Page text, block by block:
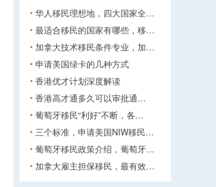
华人移民理想地，四大国家全…
最适合移民的国家有哪些，移…
加拿大技术移民条件专业，加…
申请美国绿卡的几种方式
香港优才计划深度解读
香港高才通多久可以审批通…
葡萄牙移民“利好”不断，各…
三个标准，申请美国NIW移民…
葡萄牙移民政策介绍，葡萄牙…
加拿大雇主担保移民，最有效…